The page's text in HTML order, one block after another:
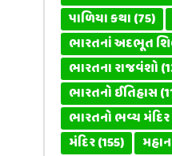
પાળિયા કથા(75)
ભારતનાં અદભૂત
ભારતના રાજવંશો
ભારતનો ઈતિહાસ
ભારતનો ભવ્ય મંદિર
મંદિર(155)